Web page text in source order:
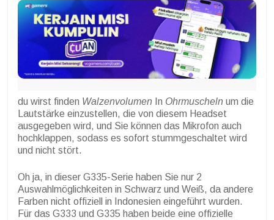
du wirst finden Walzenvolumen In Ohrmuscheln um die
Lautstärke einzustellen, die von diesem Headset
ausgegeben wird, und Sie können das Mikrofon auch
hochklappen, sodass es sofort stummgeschaltet wird
und nicht stört.
Oh ja, in dieser G335-Serie haben Sie nur 2
Auswahlmöglichkeiten in Schwarz und Weiß, da andere
Farben nicht offiziell in Indonesien eingeführt wurden.
Für das G333 und G335 haben beide eine offizielle